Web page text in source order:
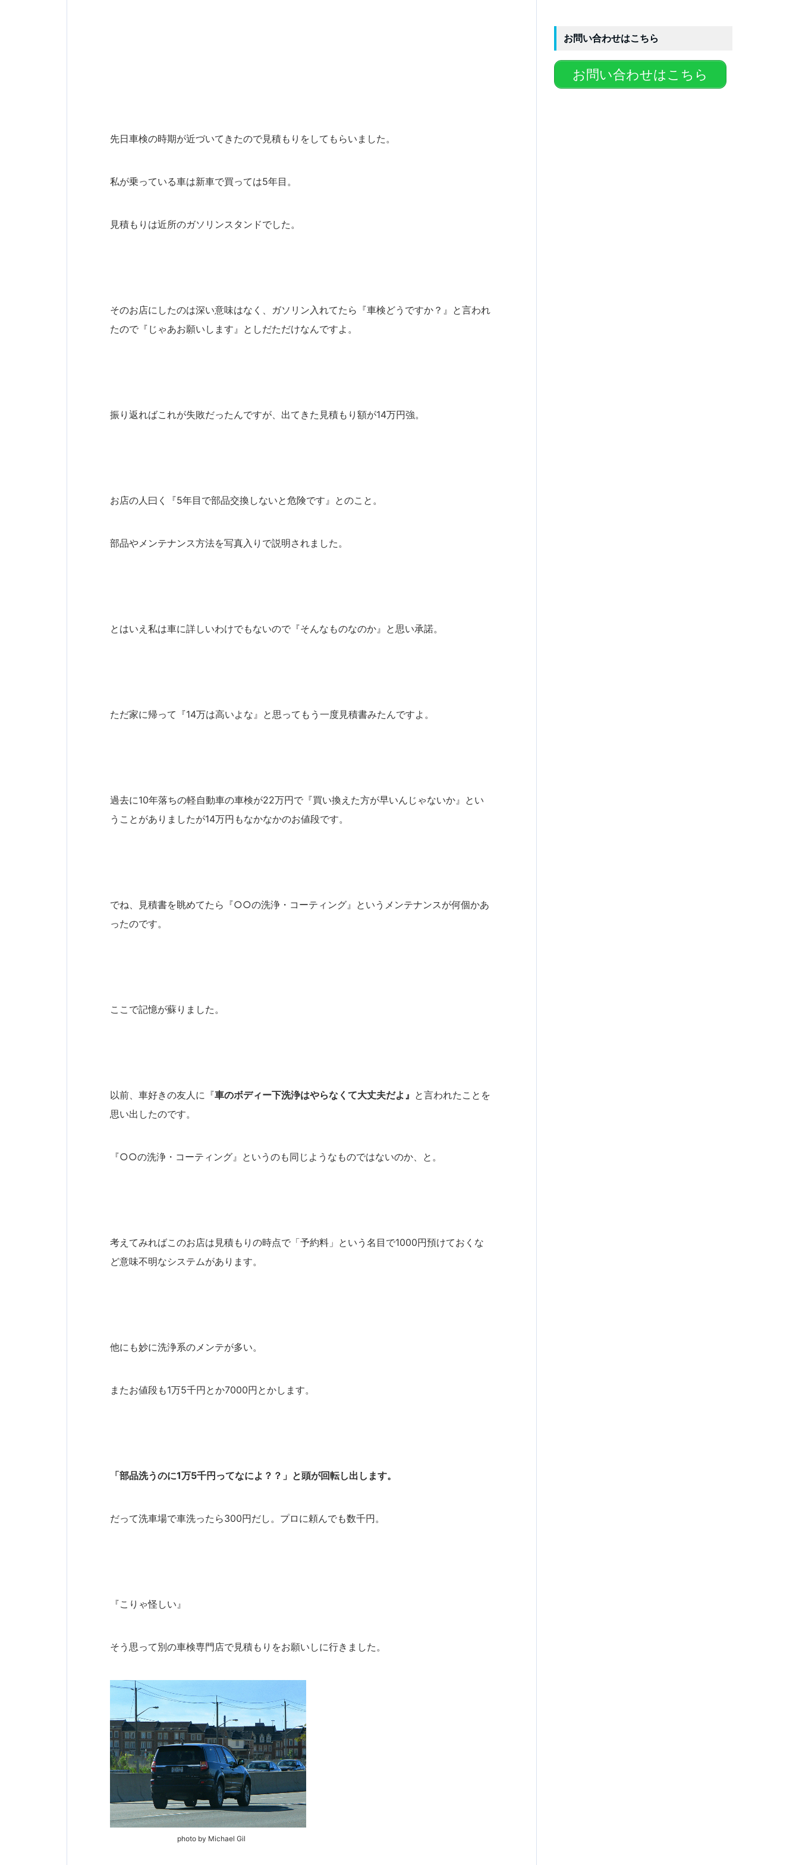
先日車検の時期が近づいてきたので見積もりをしてもらいました。
私が乗っている車は新車で買っては5年目。
見積もりは近所のガソリンスタンドでした。
そのお店にしたのは深い意味はなく、ガソリン入れてたら『車検どうですか？』と言われ
たので『じゃあお願いします』としだただけなんですよ。
振り返ればこれが失敗だったんですが、出てきた見積もり額が14万円強。
お店の人曰く『5年目で部品交換しないと危険です』とのこと。
部品やメンテナンス方法を写真入りで説明されました。
とはいえ私は車に詳しいわけでもないので『そんなものなのか』と思い承諾。
ただ家に帰って『14万は高いよな』と思ってもう一度見積書みたんですよ。
過去に10年落ちの軽自動車の車検が22万円で『買い換えた方が早いんじゃないか』とい
うことがありましたが14万円もなかなかのお値段です。
でね、見積書を眺めてたら『○○の洗浄・コーティング』というメンテナンスが何個かあ
ったのです。
ここで記憶が蘇りました。
以前、車好きの友人に『車のボディー下洗浄はやらなくて大丈夫だよ』 と言われたことを
思い出したのです。
『○○の洗浄・コーティング』というのも同じようなものではないのか、と。
考えてみればこのお店は見積もりの時点で「予約料」という名目で1000円預けておくな
ど意味不明なシステムがあります。
他にも妙に洗浄系のメンテが多い。
またお値段も1万5千円とか7000円とかします。
「部品洗うのに1万5千円ってなによ？？」と頭が回転し出します。
だって洗車場で車洗ったら300円だし。プロに頼んでも数千円。
『こりゃ怪しい』
そう思って別の車検専門店で見積もりをお願いしに行きました。
photo by Michael Gil
お問い合わせはこちら
お問い合わせはこちら